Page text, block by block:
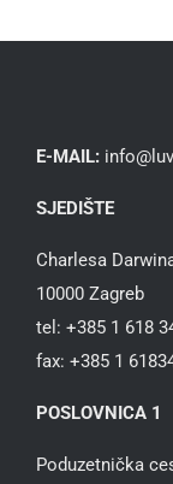
E-MAIL:
SJEDIŠTE
Charlesa
10000 Zagreb
tel: +385 1 618
fax: +385 1
POSLOVNICA 1
Poduzetnička